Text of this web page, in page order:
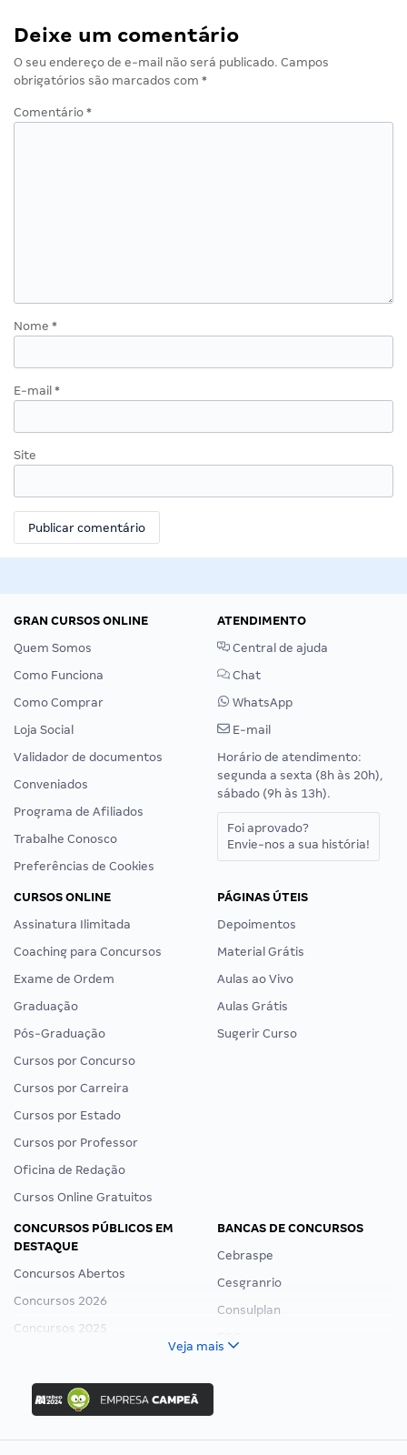
Deixe um comentário
O seu endereço de e-mail não será publicado. Campos
obrigatórios são marcados com *
Comentário *
Nome *
E-mail *
Site
GRAN CURSOS ONLINE
Quem Somos
Como Funciona
Como Comprar
Loja Social
Validador de documentos
Conveniados
Programa de Afiliados
Trabalhe Conosco
Preferências de Cookies
ATENDIMENTO
Central de ajuda
Chat
WhatsApp
E-mail
Horário de atendimento:
segunda a sexta (8h às 20h),
sábado (9h às 13h).
Foi aprovado?
Envie-nos a sua história!
CURSOS ONLINE
Assinatura Ilimitada
Coaching para Concursos
Exame de Ordem
Graduação
Pós-Graduação
Cursos por Concurso
Cursos por Carreira
Cursos por Estado
Cursos por Professor
Oficina de Redação
Cursos Online Gratuitos
PÁGINAS ÚTEIS
Depoimentos
Material Grátis
Aulas ao Vivo
Aulas Grátis
Sugerir Curso
CONCURSOS PÚBLICOS EM
DESTAQUE
Concursos Abertos
Concursos 2026
Concursos 2025
Concurso Nacional Unificado
Concurso Ibama
Concurso MPU
Editais publicados
BANCAS DE CONCURSOS
Cebraspe
Cesgranrio
Consulplan
Veja mais